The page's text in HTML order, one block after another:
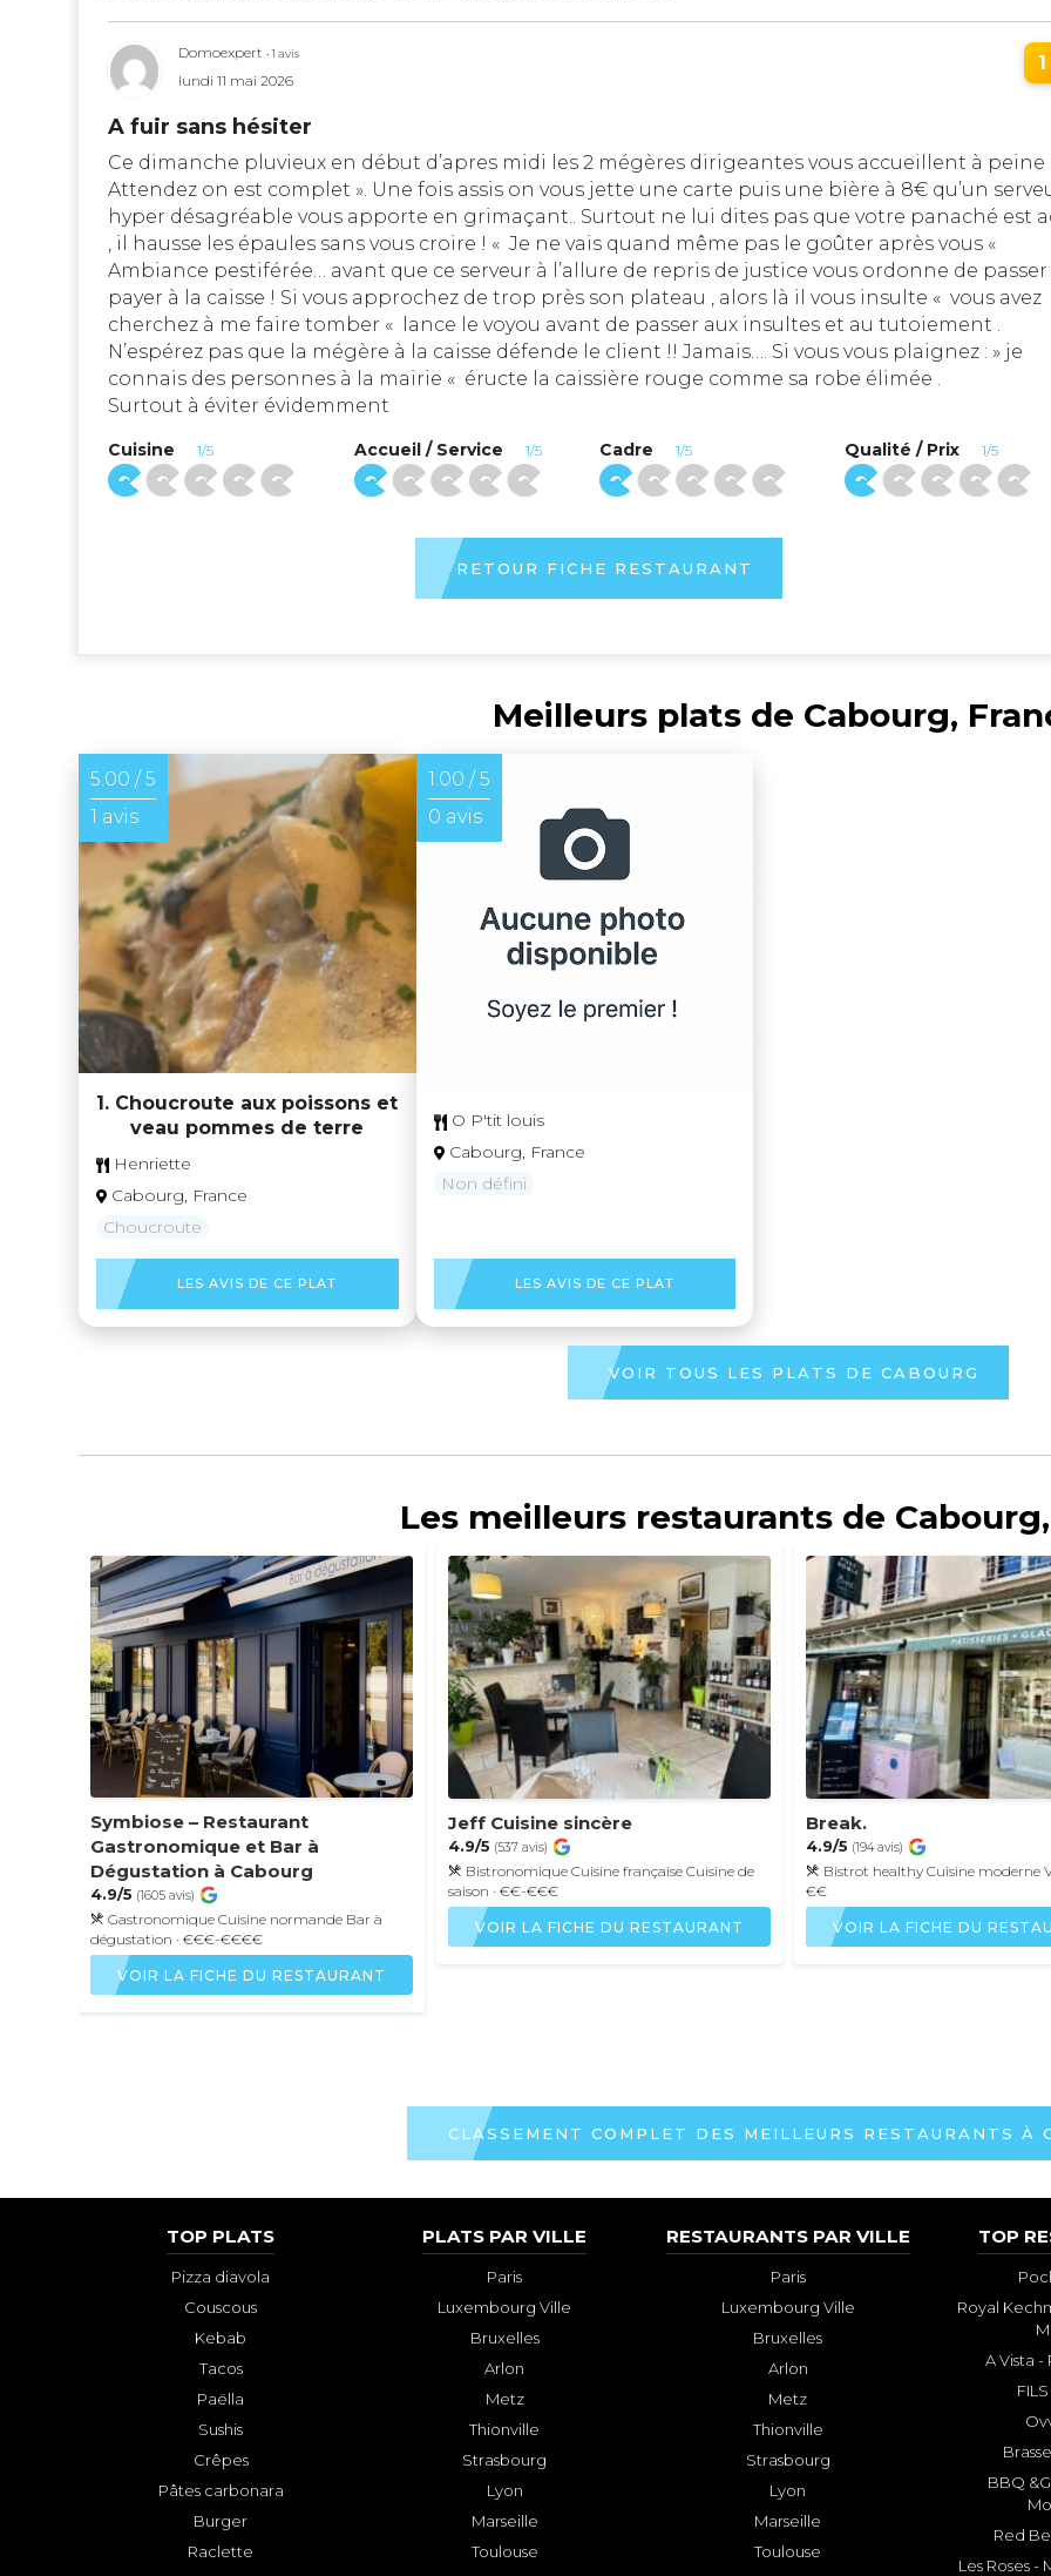
Domoexpert• 1 avis
lundi 11 mai 2026
A fuir sans hésiter
Ce dimanche pluvieux en début d’apres midi les 2 mégères dirigeantes vous accueillent à peine
Attendez on est complet ». Une fois assis on vous jette une carte puis une bière à 8€ qu’un
hyper désagréable vous apporte en grimaçant.. Surtout ne lui dites pas que votre panaché est
, il hausse les épaules sans vous croire ! « Je ne vais quand même pas le goûter après vous «
Ambiance pestiférée… avant que ce serveur à l’allure de repris de justice vous ordonne de passer
payer à la caisse ! Si vous approchez de trop près son plateau , alors là il vous insulte « vous avez
cherchez à me faire tomber « lance le voyou avant de passer aux insultes et au tutoiement .
N’espérez pas que la mégère à la caisse défende le client !! Jamais…. Si vous vous plaignez : » je
connais des personnes à la mairie « éructe la caissière rouge comme sa robe élimée .
Surtout à éviter évidemment
Cuisine 1/5 Accueil / Service 1/5 Cadre 1/5 Qualité / Prix 1/5
RETOUR FICHE RESTAURANT
Meilleurs plats de Cabourg,
5.00 / 5
1 avis
1. Choucroute aux poissons et
veau pommes de terre
Henriette
Cabourg, France
Choucroute
LES AVIS DE CE PLAT
1.00 / 5
0 avis
O P'tit louis
Cabourg, France
Non défini
LES AVIS DE CE PLAT
VOIR TOUS LES PLATS DE CABOURG
Les meilleurs restaurants de
Symbiose – Restaurant
Gastronomique et Bar à
Dégustation à Cabourg
4.9/5 (1605 avis)
Gastronomique Cuisine normande Bar à
dégustation · €€€-€€€€
VOIR LA FICHE DU RESTAURANT
Jeff Cuisine sincère
4.9/5 (537 avis)
Bistronomique Cuisine française Cuisine de
saison · €€-€€€
VOIR LA FICHE DU RESTAURANT
Break.
4.9/5 (194 avis)
Bistrot healthy Cuisine moderne
€€
VOIR LA FICHE DU
CLASSEMENT COMPLET DES MEILLEURS RESTAURANTS À
TOP PLATS
Pizza diavola
Couscous
Kebab
Tacos
Paëlla
Sushis
Crêpes
Pâtes carbonara
Burger
Raclette
PLATS PAR VILLE
Paris
Luxembourg Ville
Bruxelles
Arlon
Metz
Thionville
Strasbourg
Lyon
Marseille
Toulouse
RESTAURANTS PAR VILLE
Paris
Luxembourg Ville
Bruxelles
Arlon
Metz
Thionville
Strasbourg
Lyon
Marseille
Toulouse
TOP
Royal
A Vista
BBQ
Red
Les Roses -